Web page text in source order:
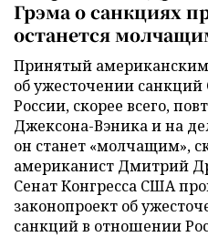
Грэма о санкциях
останется
Принятый
об ужесточении
России, скорее всего,
Джексона-Вэника и на
он станет «молчащим»,
американист Дмитрий
Сенат Конгресса США
законопроект об
санкций в отношении